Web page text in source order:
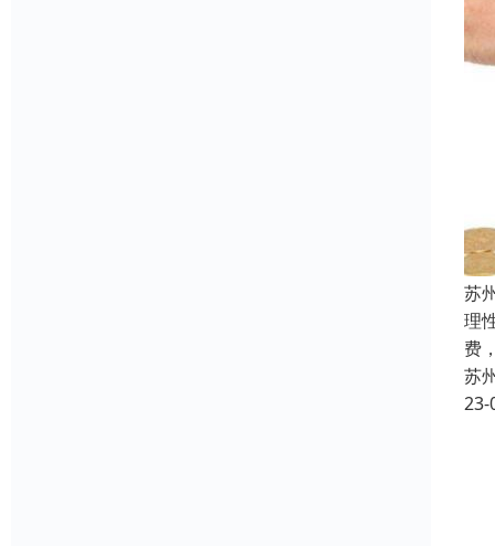
苏
理
费
苏
23-